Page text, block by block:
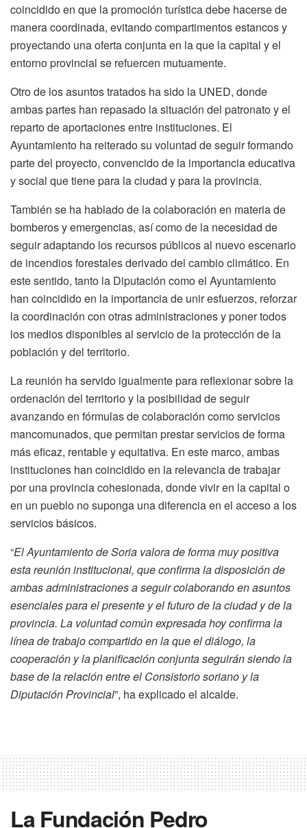
coincidido en que la promoción turística debe hacerse de
manera coordinada, evitando compartimentos estancos y
proyectando una oferta conjunta en la que la capital y el
entorno provincial se refuercen mutuamente.
Otro de los asuntos tratados ha sido la UNED, donde
ambas partes han repasado la situación del patronato y el
reparto de aportaciones entre instituciones. El
Ayuntamiento ha reiterado su voluntad de seguir formando
parte del proyecto, convencido de la importancia educativa
y social que tiene para la ciudad y para la provincia.
También se ha hablado de la colaboración en materia de
bomberos y emergencias, así como de la necesidad de
seguir adaptando los recursos públicos al nuevo escenario
de incendios forestales derivado del cambio climático. En
este sentido, tanto la Diputación como el Ayuntamiento
han coincidido en la importancia de unir esfuerzos, reforzar
la coordinación con otras administraciones y poner todos
los medios disponibles al servicio de la protección de la
población y del territorio.
La reunión ha servido igualmente para reflexionar sobre la
ordenación del territorio y la posibilidad de seguir
avanzando en fórmulas de colaboración como servicios
mancomunados, que permitan prestar servicios de forma
más eficaz, rentable y equitativa. En este marco, ambas
instituciones han coincidido en la relevancia de trabajar
por una provincia cohesionada, donde vivir en la capital o
en un pueblo no suponga una diferencia en el acceso a los
servicios básicos.
“El Ayuntamiento de Soria valora de forma muy positiva
esta reunión institucional, que confirma la disposición de
ambas administraciones a seguir colaborando en asuntos
esenciales para el presente y el futuro de la ciudad y de la
provincia. La voluntad común expresada hoy confirma la
línea de trabajo compartido en la que el diálogo, la
cooperación y la planificación conjunta seguirán siendo la
base de la relación entre el Consistorio soriano y la
Diputación Provincial”, ha explicado el alcalde.
La Fundación Pedro